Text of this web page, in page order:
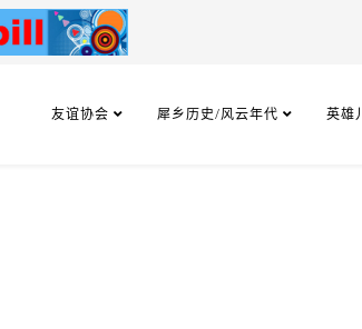
友谊协会 犀乡历史/风云年代 英雄